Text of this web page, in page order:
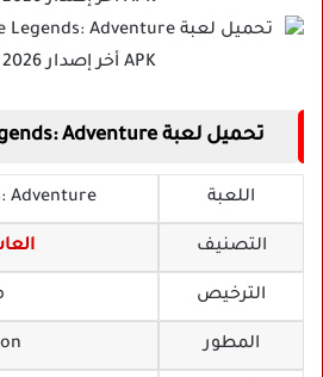
تحميل لعبة Mobile Legends: Adventure مهكرة
اللعبة Adventure
التصنيف
الترخيص
المطور